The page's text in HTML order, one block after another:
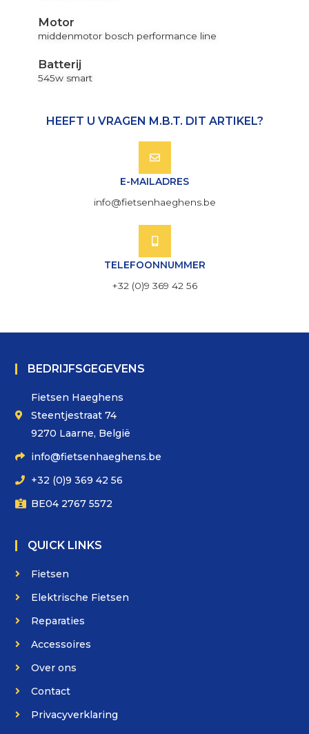
Motor
middenmotor bosch performance line
Batterij
545w smart
HEEFT U VRAGEN M.B.T. DIT ARTIKEL?
E-MAILADRES
info@fietsenhaeghens.be
TELEFOONNUMMER
+32 (0)9 369 42 56
BEDRIJFSGEGEVENS
Fietsen Haeghens
Steentjestraat 74
9270 Laarne, België
info@fietsenhaeghens.be
+32 (0)9 369 42 56
BE04 2767 5572
QUICK LINKS
Fietsen
Elektrische Fietsen
Reparaties
Accessoires
Over ons
Contact
Privacyverklaring